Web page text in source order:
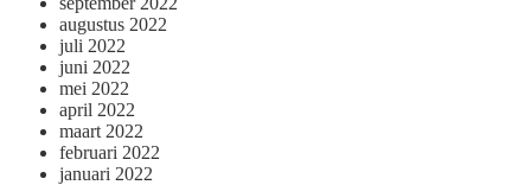
augustus 2022
juli 2022
juni 2022
mei 2022
april 2022
maart 2022
februari 2022
januari 2022